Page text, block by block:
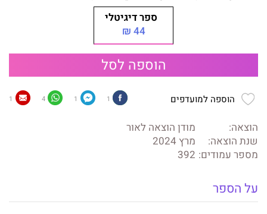
ספר דיגיטלי
44 ₪
הוספה לסל
הוספה למועדפים 1
1
4
1
הוצאה:
מודן הוצאה לאור
שנת הוצאה:
מרץ 2024
מספר עמודים: 392
על הספר